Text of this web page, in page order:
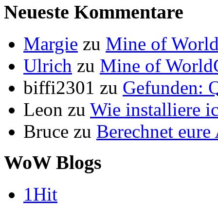
Neueste Kommentare
Margie zu Mine of
Ulrich zu Mine of
biffi2301 zu Gefunden:
Leon zu Wie installiere
Bruce zu Berechnet
WoW Blogs
1Hit